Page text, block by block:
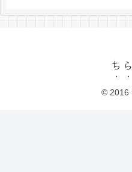
ち
© 2016